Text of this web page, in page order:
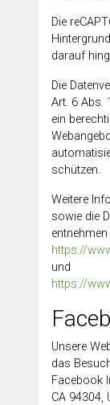
Die
darauf
Die
Art. 6 Abs.
ein
schützen.
Weitere
sowie die
https://
und
https://
Unsere
das
Facebook
CA 94304,